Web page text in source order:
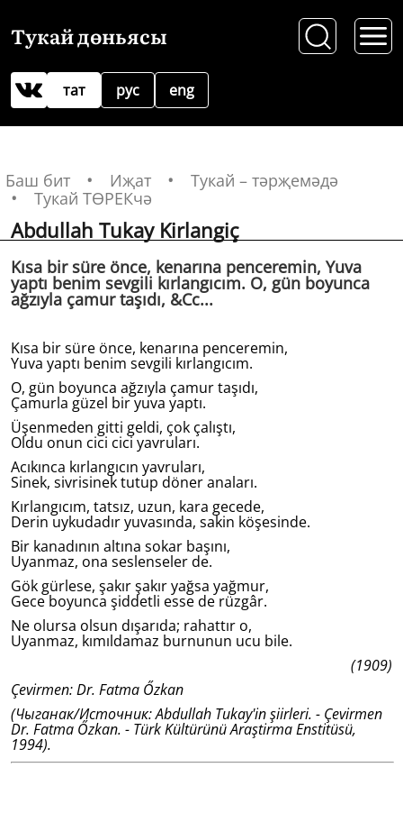
Тукай дөньясы
рус
тат eng
Баш бит Иҗат
Тукай – тәрҗемәдә
Тукай ТӨРЕКчә
Abdullah Tukay Kirlangiç
Kısa bir süre önce, kenarına penceremin, Yuva
yaptı benim sevgili kırlangıcım. O, gün boyunca
ağzıyla çamur taşıdı, &Cc...
Kısa bir süre önce, kenarına penceremin,
Yuva yaptı benim sevgili kırlangıcım.
O, gün boyunca ağzıyla çamur taşıdı,
Çamurla güzel bir yuva yaptı.
Üşenmeden gitti geldi, çok çalıştı,
Oldu onun cici cici yavruları.
Acıkınca kırlangıcın yavruları,
Sinek, sivrisinek tutup döner anaları.
Kırlangıcım, tatsız, uzun, kara gecede,
Derin uykudadır yuvasında, sakin köşesinde.
Bir kanadının altına sokar başını,
Uyanmaz, ona seslenseler de.
Gök gürlese, şakır şakır yağsa yağmur,
Gece boyunca şiddetli esse de rüzgâr.
Ne olursa olsun dışarıda; rahattır o,
Uyanmaz, kımıldamaz burnunun ucu bile.
(1909)
Çevirmen: Dr. Fatma Őzkan
(Чыганак/Источник: Abdullah Tukay'in şiirleri. - Çevirmen
Dr. Fatma Őzkan. - Türk Kültürünü Araştirma Enstitüsü,
1994).